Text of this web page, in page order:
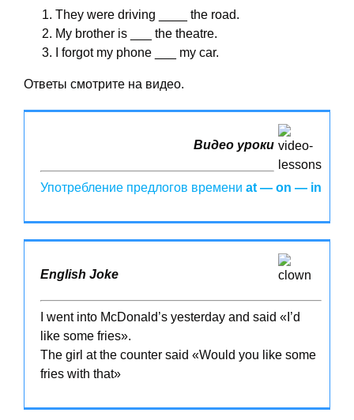
They were driving ____ the road.
My brother is ___ the theatre.
I forgot my phone ___ my car.
Ответы смотрите на видео.
Видео уроки
Употребление предлогов времени at — on — in
English Joke
I went into McDonald’s yesterday and said «I’d
like some fries».
The girl at the counter said «Would you like some
fries with that»